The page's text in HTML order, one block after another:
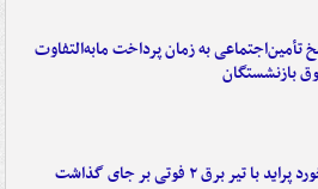
تأمین‌اجتماعی به زمان پرداخت مابه‌التفاوت
بازنشستگان
با تیر برق ۲ فوتی بر جای گذاشت